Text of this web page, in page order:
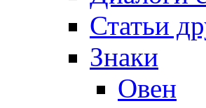
Статьи
Знаки
Овен